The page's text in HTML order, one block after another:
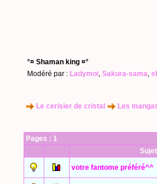
°¤ Shaman king ¤°
Modéré par : Ladymoi, Sakura-sama,
Le cerisier de cristal Les
Pages : 1
Sujet
votre fantome préféré^^